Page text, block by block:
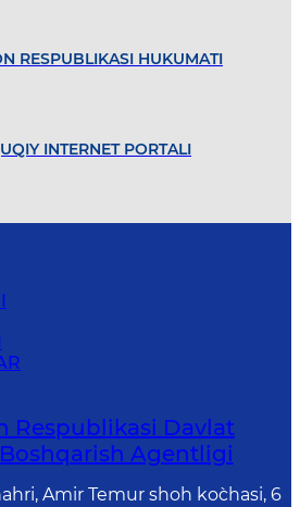
RESPUBLIKASI HUKUMATI
INTERNET PORTALI
Respublikasi Davlat
Agentligi
Amir Temur shoh ko`chasi, 6